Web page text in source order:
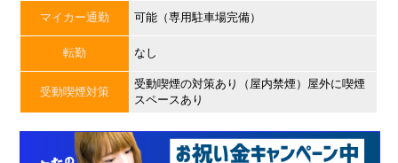
マイカー通勤 可能（専用駐車場完備）
転勤 なし
受動喫煙対策
受動喫煙の対策あり（屋内禁煙）屋外に喫煙
スペースあり